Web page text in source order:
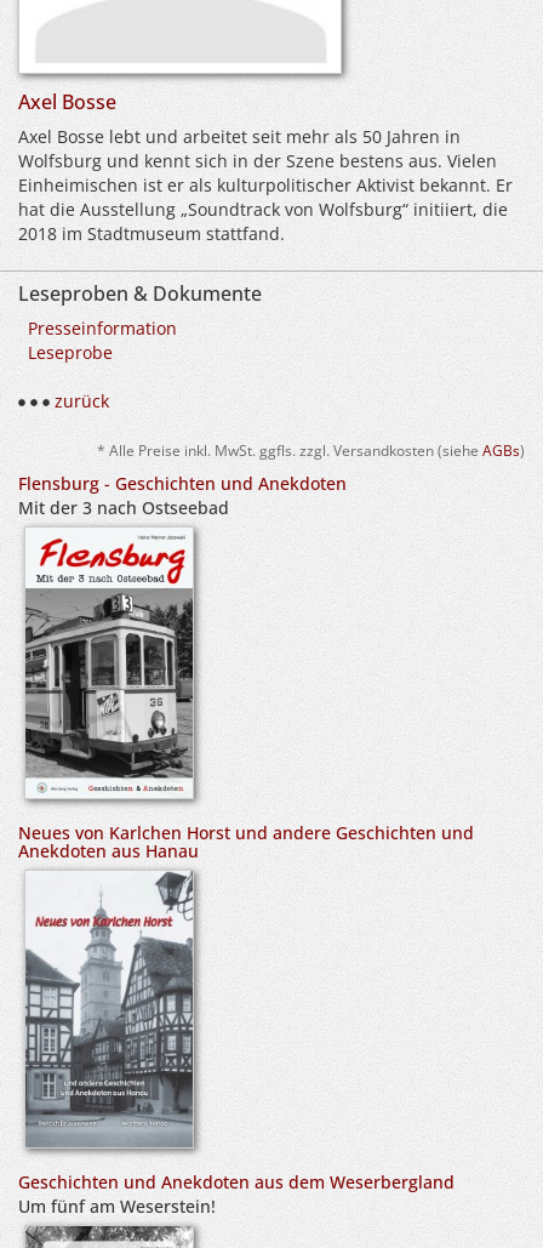
Axel Bosse
Axel Bosse lebt und arbeitet seit mehr als 50 Jahren in
Wolfsburg und kennt sich in der Szene bestens aus. Vielen
Einheimischen ist er als kulturpolitischer Aktivist bekannt. Er
hat die Ausstellung „Soundtrack von Wolfsburg“ initiiert, die
2018 im Stadtmuseum stattfand.
Leseproben & Dokumente
Presseinformation
Leseprobe
zurück
* Alle Preise inkl. MwSt. ggfls. zzgl. Versandkosten (sieheAGBs)
Flensburg - Geschichten und Anekdoten
Mit der 3 nach Ostseebad
Neues von Karlchen Horst und andere Geschichten und
Anekdoten aus Hanau
Geschichten und Anekdoten aus dem Weserbergland
Um fünf am Weserstein!